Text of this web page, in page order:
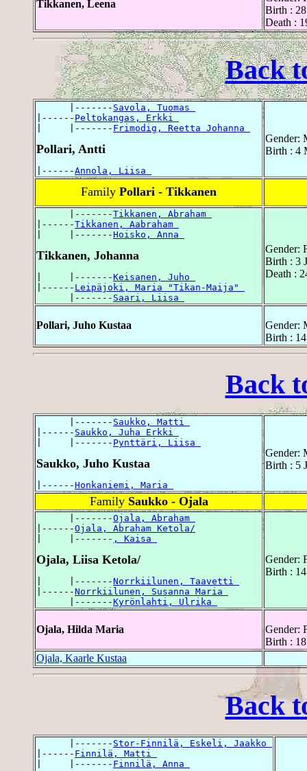
Tikkanen, Leena
Birth :
Death :
Back
      |-------
Savola, Tuomas
|------ Peltokangas, Erkki
|     |------- Frimodig, Reetta Johanna
Pollari, Antti
|------Annola, Liisa
Gender:
Birth : 4
Family Pollari - Tikkanen
      |-------
Tikkanen, Abraham
|------Tikkanen, Aabraham
|     |-------Hoisko, Anna
Tikkanen, Johanna
|     |-------Keisanen, Juho
|------ Leipäjoki, Maria "Tikan-Maija"
      |-------
Saari, Liisa
Gender:
Birth : 3
Death :
Pollari, Juho Kustaa
Gender:
Birth :
Back
      |-------
Saukko, Matti
|------ Saukko, Juha Erkki
|     |------- Pynttäri, Liisa
Saukko, Juho Kustaa
|------Honkaniemi, Maria
Gender:
Birth : 5
Family Saukko - Ojala
      |-------
Ojala, Abraham
|------Ojala, Abraham Ketola/
|     |------- , Kaisa
Ojala, Liisa Ketola/
|     |-------Norrkiilunen, Taavetti
|------Norrkiilunen, Susanna Maria
      |-------
Kyrönlahti, Ulrika
Gender:
Birth :
Ojala, Hilda Maria
Gender:
Birth :
Ojala, Kaarle Kustaa
Back
      |-------
Stor-Finnilä, Eskeli, Jaakko
|------ Finnilä, Matti
|     |------- Finnilä, Anna